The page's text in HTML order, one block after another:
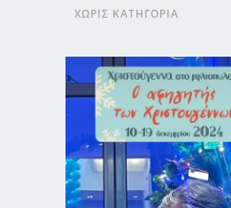
ΧΩΡΊΣ ΚΑΤΗΓΟΡΊΑ